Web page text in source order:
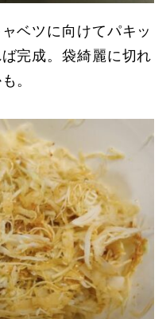
ベツに向けてパキッ
完成。袋綺麗に切れ
。